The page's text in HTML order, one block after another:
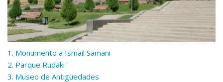
1. Monumento a Ismail Samani
2. Parque Rudaki
3. Museo de Antigüedades